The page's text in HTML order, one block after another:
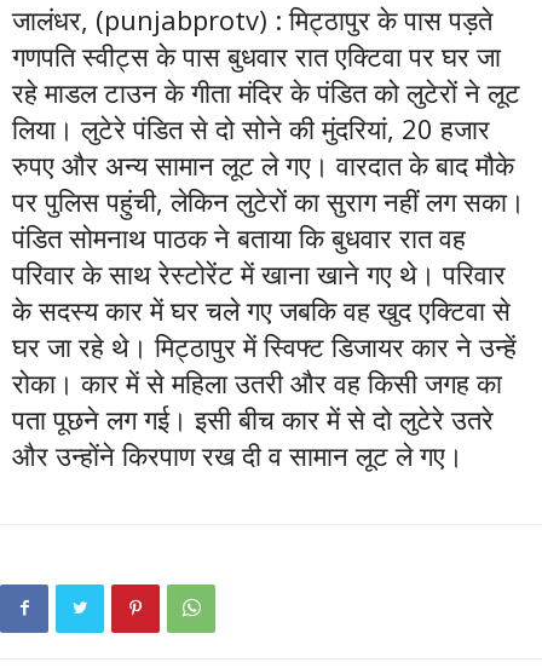
जालंधर, (punjabprotv) : मिट्ठापुर के पास पड़ते
गणपति स्वीट्स के पास बुधवार रात एक्टिवा पर घर जा
रहे माडल टाउन के गीता मंदिर के पंडित को लुटेरों ने लूट
लिया। लुटेरे पंडित से दो सोने की मुंदरियां, 20 हजार
रुपए और अन्य सामान लूट ले गए। वारदात के बाद मौके
पर पुलिस पहुंची, लेकिन लुटेरों का सुराग नहीं लग सका।
पंडित सोमनाथ पाठक ने बताया कि बुधवार रात वह
परिवार के साथ रेस्टोरेंट में खाना खाने गए थे। परिवार
के सदस्य कार में घर चले गए जबकि वह खुद एक्टिवा से
घर जा रहे थे। मिट्ठापुर में स्विफ्ट डिजायर कार ने उन्हें
रोका। कार में से महिला उतरी और वह किसी जगह का
पता पूछने लग गई। इसी बीच कार में से दो लुटेरे उतरे
और उन्होंने किरपाण रख दी व सामान लूट ले गए।